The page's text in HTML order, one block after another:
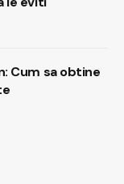
Cum sa obtine